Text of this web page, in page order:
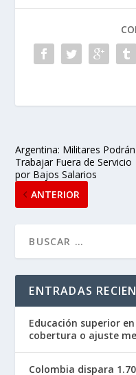
Argentina: Militares Podrán
Trabajar Fuera de Servicio
por Bajos Salarios
ANTERIOR
ENTRADAS
Educación superior
cobertura o ajuste
Colombia dispara